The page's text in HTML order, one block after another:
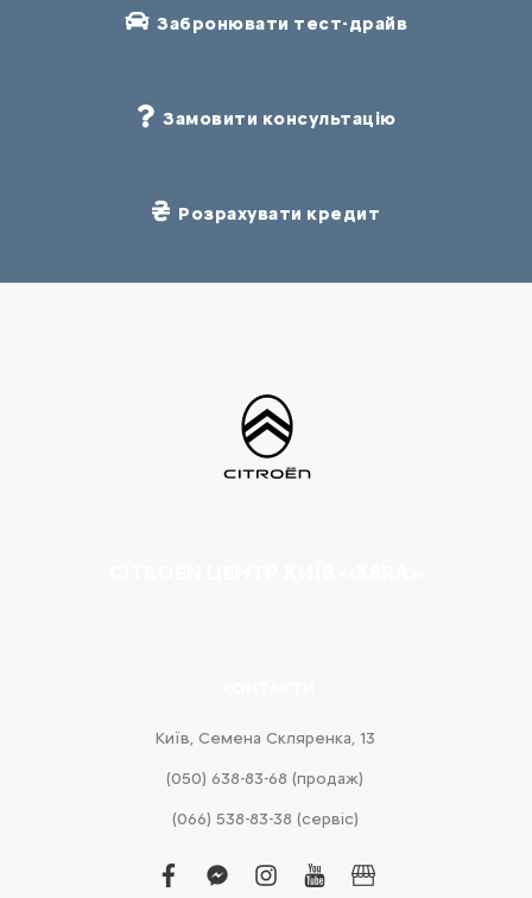
Забронювати тест-драйв
Замовити консультацію
Розрахувати кредит
Київ, Cемена Скляренка, 13
(050) 638-83-68 (продаж)
(066) 538-83-38 (сервіс)
facebook
facebook-
instagram
youtubebusiness